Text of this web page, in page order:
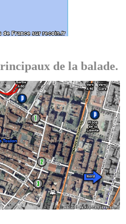
de la balade.